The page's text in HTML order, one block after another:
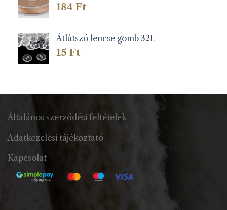
184 Ft
Átlátszó lencse gomb 32L
15 Ft
Általános szerződési feltételek
Adatkezelési tájékoztató
Kapcsolat